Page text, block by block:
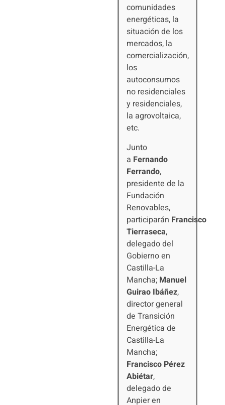
comunidades
energéticas, la
situación de los
mercados, la
comercialización,
los
autoconsumos
no residenciales
y residenciales,
la agrovoltaica,
etc.
Junto
a Fernando
Ferrando,
presidente de la
Fundación
Renovables,
participarán Francisco
Tierraseca,
delegado del
Gobierno en
Castilla-La
Mancha; Manuel
Guirao Ibáñez,
director general
de Transición
Energética de
Castilla-La
Mancha;
Francisco Pérez
Abiétar,
delegado de
Anpier en